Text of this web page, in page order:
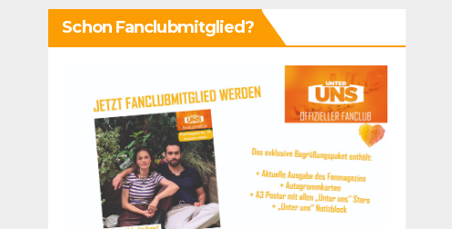
Schon Fanclubmitglied?